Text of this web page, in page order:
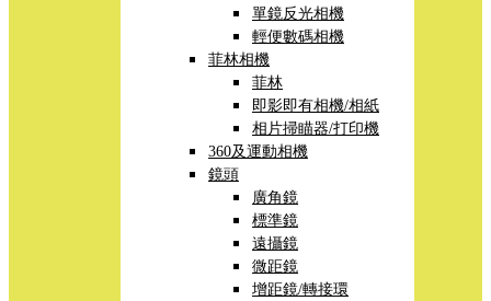
單鏡反光相機
輕便數碼相機
菲林相機
菲林
即影即有相機/相紙
相片掃瞄器/打印機
360及運動相機
鏡頭
廣角鏡
標準鏡
遠攝鏡
微距鏡
增距鏡/轉接環